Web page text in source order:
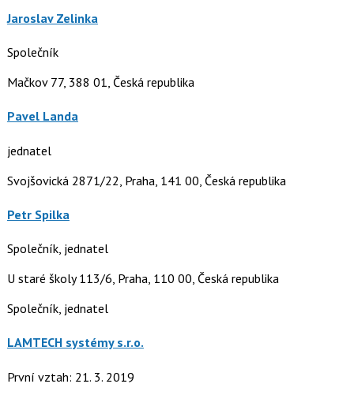
Jaroslav Zelinka
Společník
Mačkov 77, 388 01, Česká republika
Pavel Landa
jednatel
Svojšovická 2871/22, Praha, 141 00, Česká republika
Petr Spilka
Společník, jednatel
U staré školy 113/6, Praha, 110 00, Česká republika
Společník, jednatel
LAMTECH systémy s.r.o.
První vztah: 21. 3. 2019